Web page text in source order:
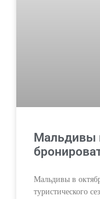
Мальдивы
Мальдивы в
туристического